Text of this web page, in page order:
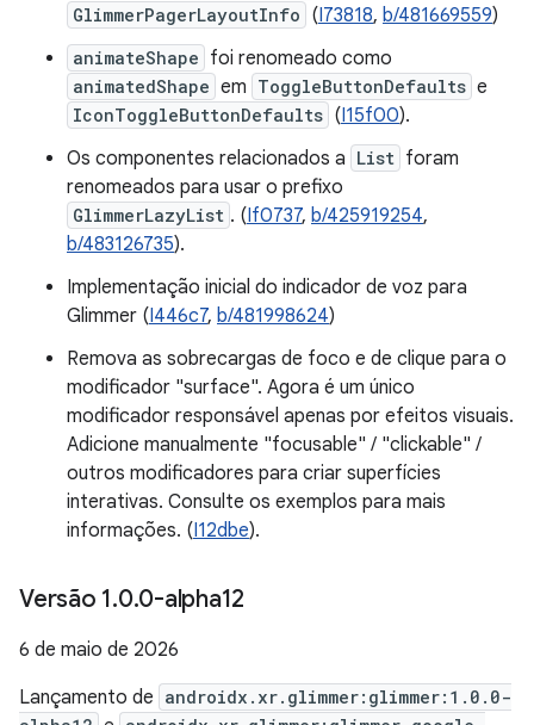
GlimmerPagerLayoutInfo (I73818, b/481669559)
animateShape foi renomeado como
animatedShape em ToggleButtonDefaults e
IconToggleButtonDefaults (I15f00).
Os componentes relacionados a List foram
renomeados para usar o prefixo
GlimmerLazyList . (If0737, b/425919254,
b/483126735).
Implementação inicial do indicador de voz para
Glimmer (I446c7, b/481998624)
Remova as sobrecargas de foco e de clique para o
modificador "surface". Agora é um único
modificador responsável apenas por efeitos visuais.
Adicione manualmente "focusable" / "clickable" /
outros modificadores para criar superfícies
interativas. Consulte os exemplos para mais
informações. (I12dbe).
Versão 1.0.0-alpha12
6 de maio de 2026
Lançamento de androidx.xr.glimmer:glimmer:1.0.0-